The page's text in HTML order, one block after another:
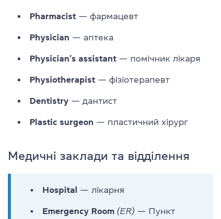
Pharmacist — фармацевт
Physician — аптека
Physician’s assistant — помічник лікаря
Physiotherapist — фізіотерапевт
Dentistry — дантист
Plastic surgeon — пластичний хірург
Медичні заклади та відділення
Hospital — лікарня
Emergency Room (ER) — Пункт